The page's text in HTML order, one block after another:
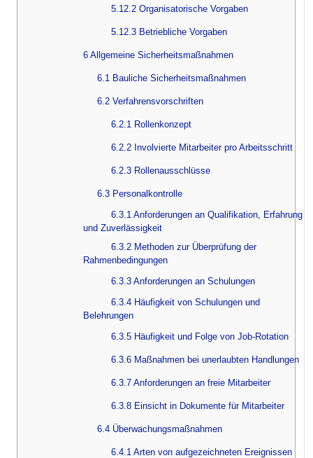
5.12.2 Organisatorische Vorgaben
5.12.3 Betriebliche Vorgaben
6 Allgemeine Sicherheitsmaßnahmen
6.1 Bauliche Sicherheitsmaßnahmen
6.2 Verfahrensvorschriften
6.2.1 Rollenkonzept
6.2.2 Involvierte Mitarbeiter pro Arbeitsschritt
6.2.3 Rollenausschlüsse
6.3 Personalkontrolle
6.3.1 Anforderungen an Qualifikation, Erfahrung
und Zuverlässigkeit
6.3.2 Methoden zur Überprüfung der
Rahmenbedingungen
6.3.3 Anforderungen an Schulungen
6.3.4 Häufigkeit von Schulungen und
Belehrungen
6.3.5 Häufigkeit und Folge von Job-Rotation
6.3.6 Maßnahmen bei unerlaubten Handlungen
6.3.7 Anforderungen an freie Mitarbeiter
6.3.8 Einsicht in Dokumente für Mitarbeiter
6.4 Überwachungsmaßnahmen
6.4.1 Arten von aufgezeichneten Ereignissen